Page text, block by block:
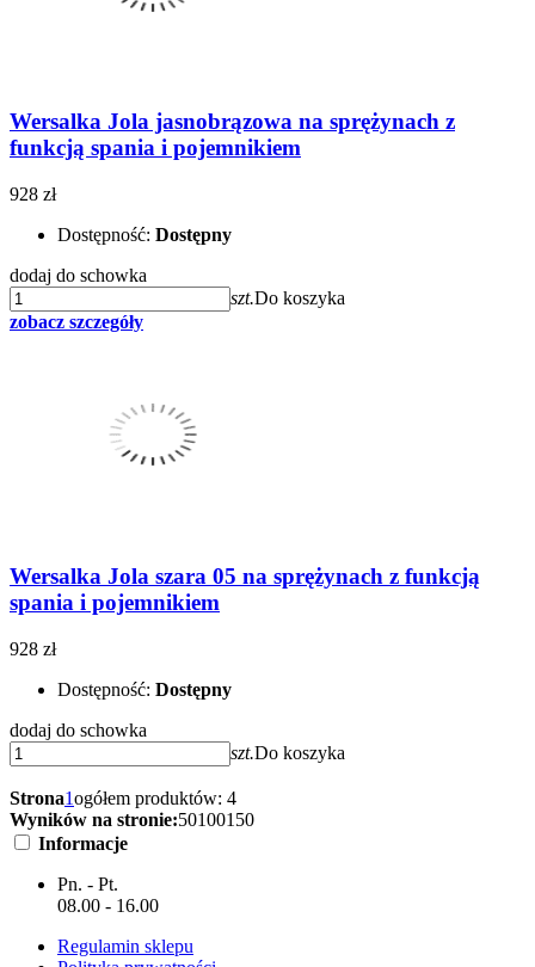
Wersalka Jola jasnobrązowa na sprężynach z
funkcją spania i pojemnikiem
928 zł
Dostępność: Dostępny
dodaj do schowka
szt.Do koszyka
zobacz szczegóły
Wersalka Jola szara 05 na sprężynach z funkcją
spania i pojemnikiem
928 zł
Dostępność: Dostępny
dodaj do schowka
szt.Do koszyka
Strona1ogółem produktów: 4
Wyników na stronie:50100150
Informacje
Pn. - Pt.
08.00 - 16.00
Regulamin sklepu